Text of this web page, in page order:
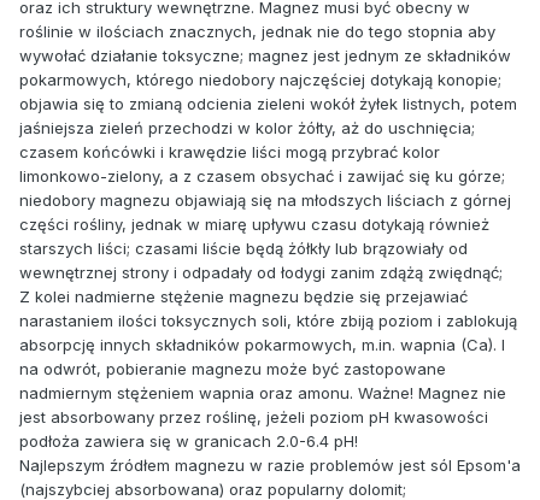
oraz ich struktury wewnętrzne. Magnez musi być obecny w
roślinie w ilościach znacznych, jednak nie do tego stopnia aby
wywołać działanie toksyczne; magnez jest jednym ze składników
pokarmowych, którego niedobory najczęściej dotykają konopie;
objawia się to zmianą odcienia zieleni wokół żyłek listnych, potem
jaśniejsza zieleń przechodzi w kolor żółty, aż do uschnięcia;
czasem końcówki i krawędzie liści mogą przybrać kolor
limonkowo-zielony, a z czasem obsychać i zawijać się ku górze;
niedobory magnezu objawiają się na młodszych liściach z górnej
części rośliny, jednak w miarę upływu czasu dotykają również
starszych liści; czasami liście będą żółkły lub brązowiały od
wewnętrznej strony i odpadały od łodygi zanim zdążą zwiędnąć;
Z kolei nadmierne stężenie magnezu będzie się przejawiać
narastaniem ilości toksycznych soli, które zbiją poziom i zablokują
absorpcję innych składników pokarmowych, m.in. wapnia (Ca). I
na odwrót, pobieranie magnezu może być zastopowane
nadmiernym stężeniem wapnia oraz amonu. Ważne! Magnez nie
jest absorbowany przez roślinę, jeżeli poziom pH kwasowości
podłoża zawiera się w granicach 2.0-6.4 pH!
Najlepszym źródłem magnezu w razie problemów jest sól Epsom'a
(najszybciej absorbowana) oraz popularny dolomit;